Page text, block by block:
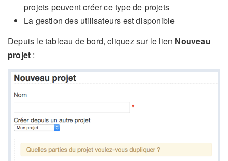
projets peuvent créer ce type de projets
La gestion des utilisateurs est disponible
Depuis le tableau de bord, cliquez sur le lien Nouveau
projet :